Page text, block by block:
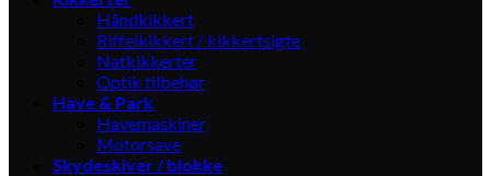
Håndkikkert
Riffelkikkert / kikkertsigte
Natkikkerter
Optik tilbehør
Have & Park
Havemaskiner
Motorsave
Skydeskiver / blokke